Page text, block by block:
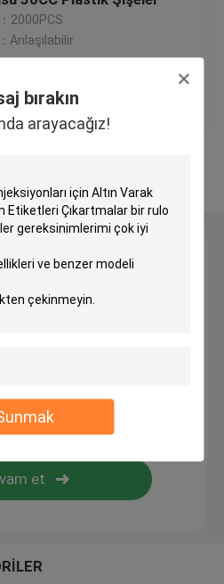
bırakın
arayacağız!
2000PCS
Anlaşılabilir
arayacağız!